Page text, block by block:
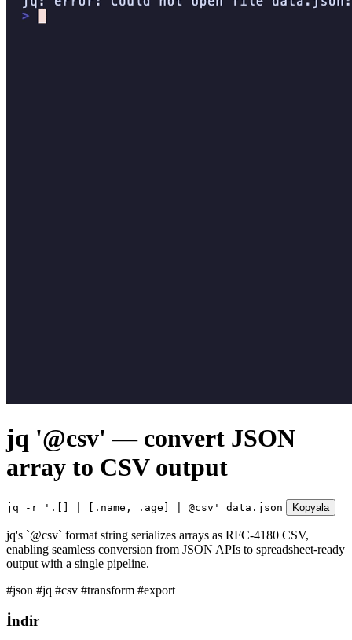
jq '@csv' — convert JSON
array to CSV output
jq -r '.[] | [.name, .age] | @csv' data.json Kopyala
jq's `@csv` format string serializes arrays as RFC-4180 CSV,
enabling seamless conversion from JSON APIs to spreadsheet-ready
output with a single pipeline.
#json #jq #csv #transform #export
İndir